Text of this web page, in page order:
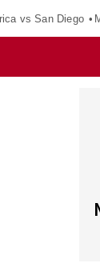
vs San Diego